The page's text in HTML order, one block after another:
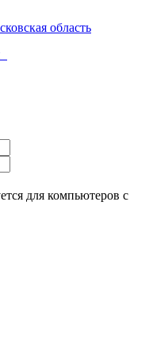
область
для компьютеров с